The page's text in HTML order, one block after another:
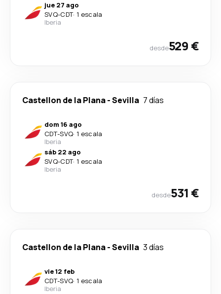
jue 27 ago
SVQ-CDT· 1 escala
Iberia
desde529 €
Castellon de la Plana-Sevilla 7 días
dom 16 ago
CDT-SVQ· 1 escala
Iberia
sáb 22 ago
SVQ-CDT· 1 escala
Iberia
desde531 €
Castellon de la Plana-Sevilla 3 días
vie 12 feb
CDT-SVQ· 1 escala
Iberia